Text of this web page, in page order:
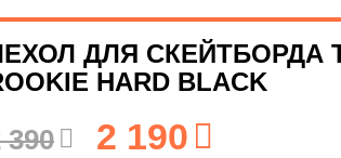
ДЛЯ СКЕЙТБОРДА
HARD BLACK
390 2 190